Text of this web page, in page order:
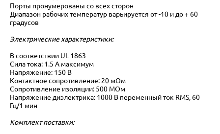
Порты пронумерованы со всех сторон
Диапазон рабочих температур варьируется от -10 и до + 60
градусов
Электрические xарактеристики:
В соответствии UL 1863
Cила тока: 1.5 А максимум
Напряжение: 150 В
Контактное сопротивление: 20 мOм
Сопротивление изоляции: 500 МОм
Напряжение диэлектрика: 1000 В переменный ток RMS, 60
Гц/1 мин
Комплект поставки: